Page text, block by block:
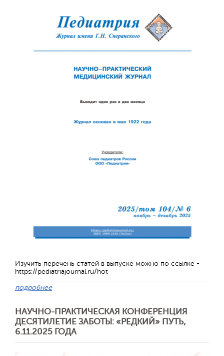
Изучить перечень статей в выпуске можно по ссылке -
https://pediatriajournal.ru/hot
подробнее
НАУЧНО-ПРАКТИЧЕСКАЯ КОНФЕРЕНЦИЯ
ДЕСЯТИЛЕТИЕ ЗАБОТЫ: «РЕДКИЙ» ПУТЬ,
6.11.2025 ГОДА